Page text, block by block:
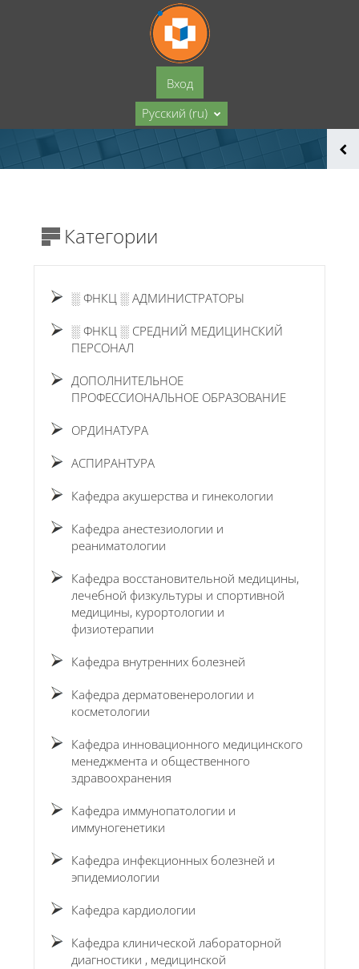
Перейти к основному содержанию
Вход
Русский ‎(ru)‎
Категории
░ ФНКЦ ░ АДМИНИСТРАТОРЫ
░ ФНКЦ ░ СРЕДНИЙ МЕДИЦИНСКИЙ
ПЕРСОНАЛ
ДОПОЛНИТЕЛЬНОЕ
ПРОФЕССИОНАЛЬНОЕ ОБРАЗОВАНИЕ
ОРДИНАТУРА
АСПИРАНТУРА
Кафедра акушерства и гинекологии
Кафедра анестезиологии и
реаниматологии
Кафедра восстановительной медицины,
лечебной физкультуры и спортивной
медицины, курортологии и
физиотерапии
Кафедра внутренних болезней
Кафедра дерматовенерологии и
косметологии
Кафедра инновационного медицинского
менеджмента и общественного
здравоохранения
Кафедра иммунопатологии и
иммуногенетики
Кафедра инфекционных болезней и
эпидемиологии
Кафедра кардиологии
Кафедра клинической лабораторной
диагностики , медицинской